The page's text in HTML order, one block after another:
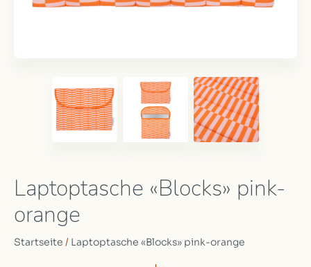
Laptoptasche «Blocks» pink-
orange
Startseite / Laptoptasche «Blocks» pink-orange